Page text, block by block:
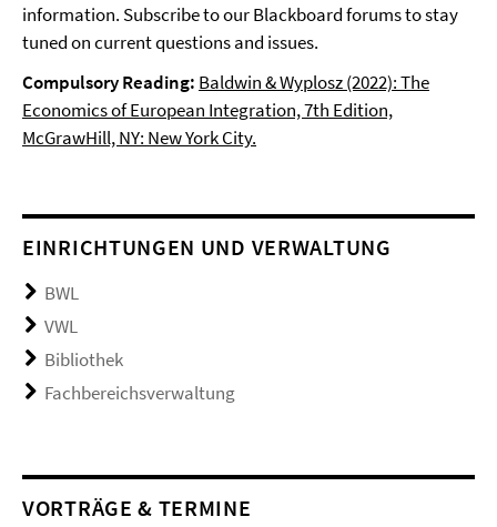
information. Subscribe to our Blackboard forums to stay
tuned on current questions and issues.
Compulsory Reading: Baldwin & Wyplosz (2022): The
Economics of European Integration, 7th Edition,
McGrawHill, NY: New York City.
EINRICHTUNGEN UND VERWALTUNG
BWL
VWL
Bibliothek
Fachbereichsverwaltung
VORTRÄGE & TERMINE